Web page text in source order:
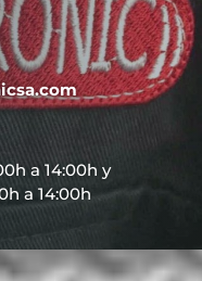
a 14:00h y
a 14:00h